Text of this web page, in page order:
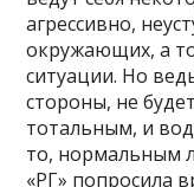
агрессивно,
окружающих, а
ситуации. Но
стороны, не
тотальным, и
то, нормальным
«РГ» попросила